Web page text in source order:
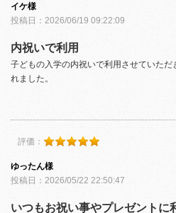
イケ様
投稿日：2026/06/19 09:22:09
内祝いで利用
子どもの入学の内祝いで利用させていた
れました。
評価：
ゆったん様
投稿日：2026/05/22 22:50:47
いつもお祝い事やプレゼントに